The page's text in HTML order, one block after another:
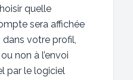
quelle
sera affichée
votre profil,
non à l’envoi
par le logiciel